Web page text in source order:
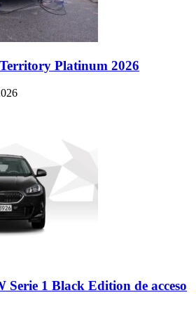
Platinum 2026
1 Black Edition de acceso